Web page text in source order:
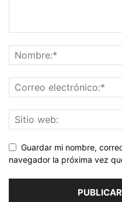
Guardar mi nombre,
navegador la próxima vez